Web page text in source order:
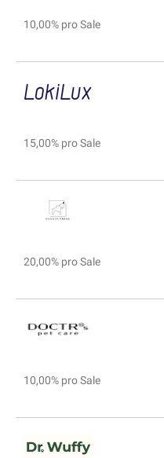
10,00% pro Sale
15,00% pro Sale
20,00% pro Sale
10,00% pro Sale